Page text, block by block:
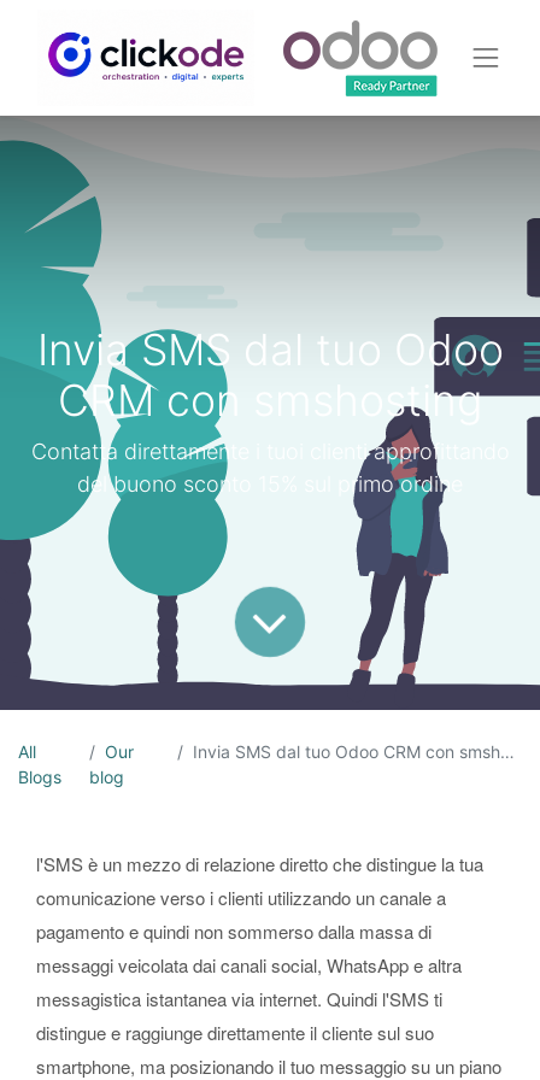
Invia SMS dal tuo Odoo
CRM con smshosting
Contatta direttamente i tuoi clienti approfittando
del buono sconto 15% sul primo ordine
All
Blogs
Our
blog
Invia SMS dal tuo Odoo CRM con smshosting
l'SMS è un mezzo di relazione diretto che distingue la tua
comunicazione verso i clienti utilizzando un canale a
pagamento e quindi non sommerso dalla massa di
messaggi veicolata dai canali social, WhatsApp e altra
messagistica istantanea via internet. Quindi l'SMS ti
distingue e raggiunge direttamente il cliente sul suo
smartphone, ma posizionando il tuo messaggio su un piano